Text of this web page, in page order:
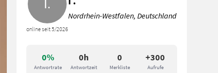
0%
Antwortrate
0h
Antwortzeit
0
Merkliste
+300
Aufrufe
online seit 5/2026
Nordrhein-Westfalen, Deutschland